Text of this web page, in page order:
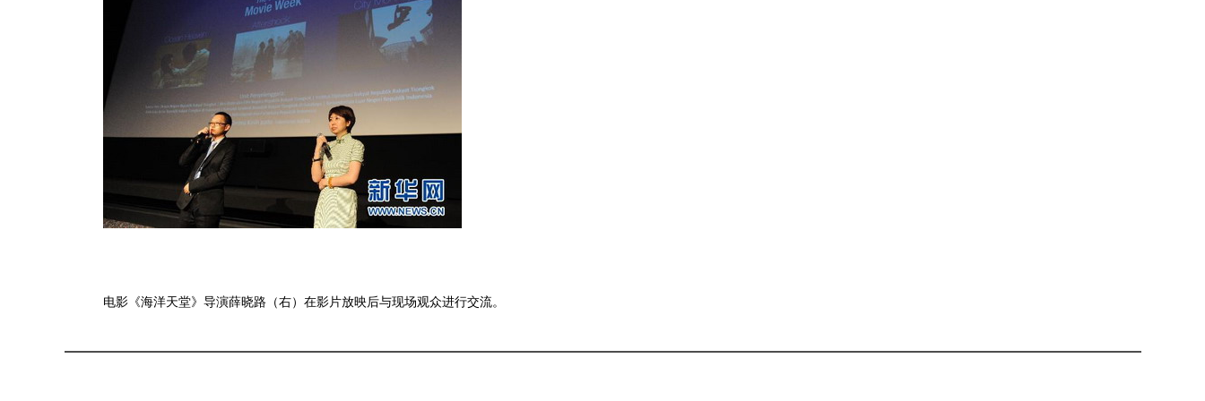
电影《海洋天堂》导演薛晓路（右）在影片放映后与现场观众进行交流。